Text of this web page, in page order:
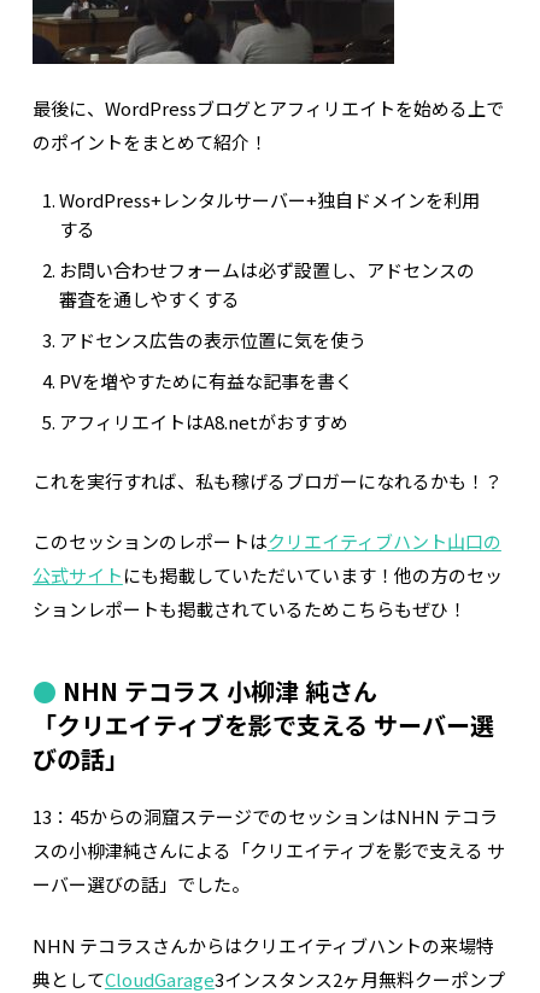
最後に、WordPressブログとアフィリエイトを始める上で
のポイントをまとめて紹介！
WordPress+レンタルサーバー+独自ドメインを利用
する
お問い合わせフォームは必ず設置し、アドセンスの
審査を通しやすくする
アドセンス広告の表示位置に気を使う
PVを増やすために有益な記事を書く
アフィリエイトはA8.netがおすすめ
これを実行すれば、私も稼げるブロガーになれるかも！？
このセッションのレポートはクリエイティブハント山口の
公式サイトにも掲載していただいています！他の方のセッ
ションレポートも掲載されているためこちらもぜひ！
NHN テコラス 小柳津 純さん
「クリエイティブを影で支える サーバー選
びの話」
13：45からの洞窟ステージでのセッションはNHN テコラ
スの小柳津純さんによる「クリエイティブを影で支える サ
ーバー選びの話」でした。
NHN テコラスさんからはクリエイティブハントの来場特
典としてCloudGarage3インスタンス2ヶ月無料クーポンプ